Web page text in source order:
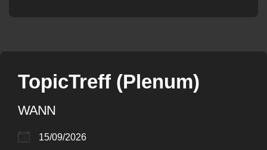
TopicTreff (Plenum)
WANN
15/09/2026